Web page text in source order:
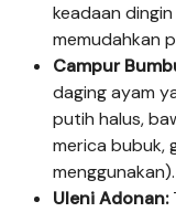
keadaan
memudahkan
Campur
daging ayam
putih halus,
merica bubuk,
menggunakan).
Uleni Adonan: